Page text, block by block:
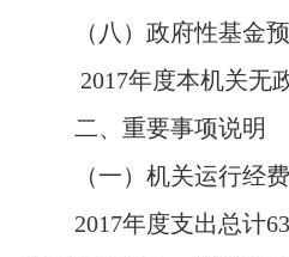
（八）政府性基金预
2017年度本机关无政
二、重要事项说明
（一）机关运行经费
2017年度支出总计